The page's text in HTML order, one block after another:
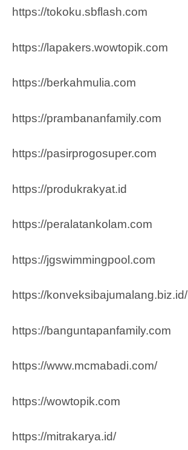
https://tokoku.sbflash.com
https://lapakers.wowtopik.com
https://berkahmulia.com
https://prambananfamily.com
https://pasirprogosuper.com
https://produkrakyat.id
https://peralatankolam.com
https://jgswimmingpool.com
https://konveksibajumalang.biz.id/
https://banguntapanfamily.com
https://www.mcmabadi.com/
https://wowtopik.com
https://mitrakarya.id/